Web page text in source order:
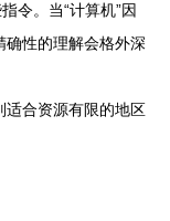
令。当“计算机”因
确性的理解会格外深
适合资源有限的地区